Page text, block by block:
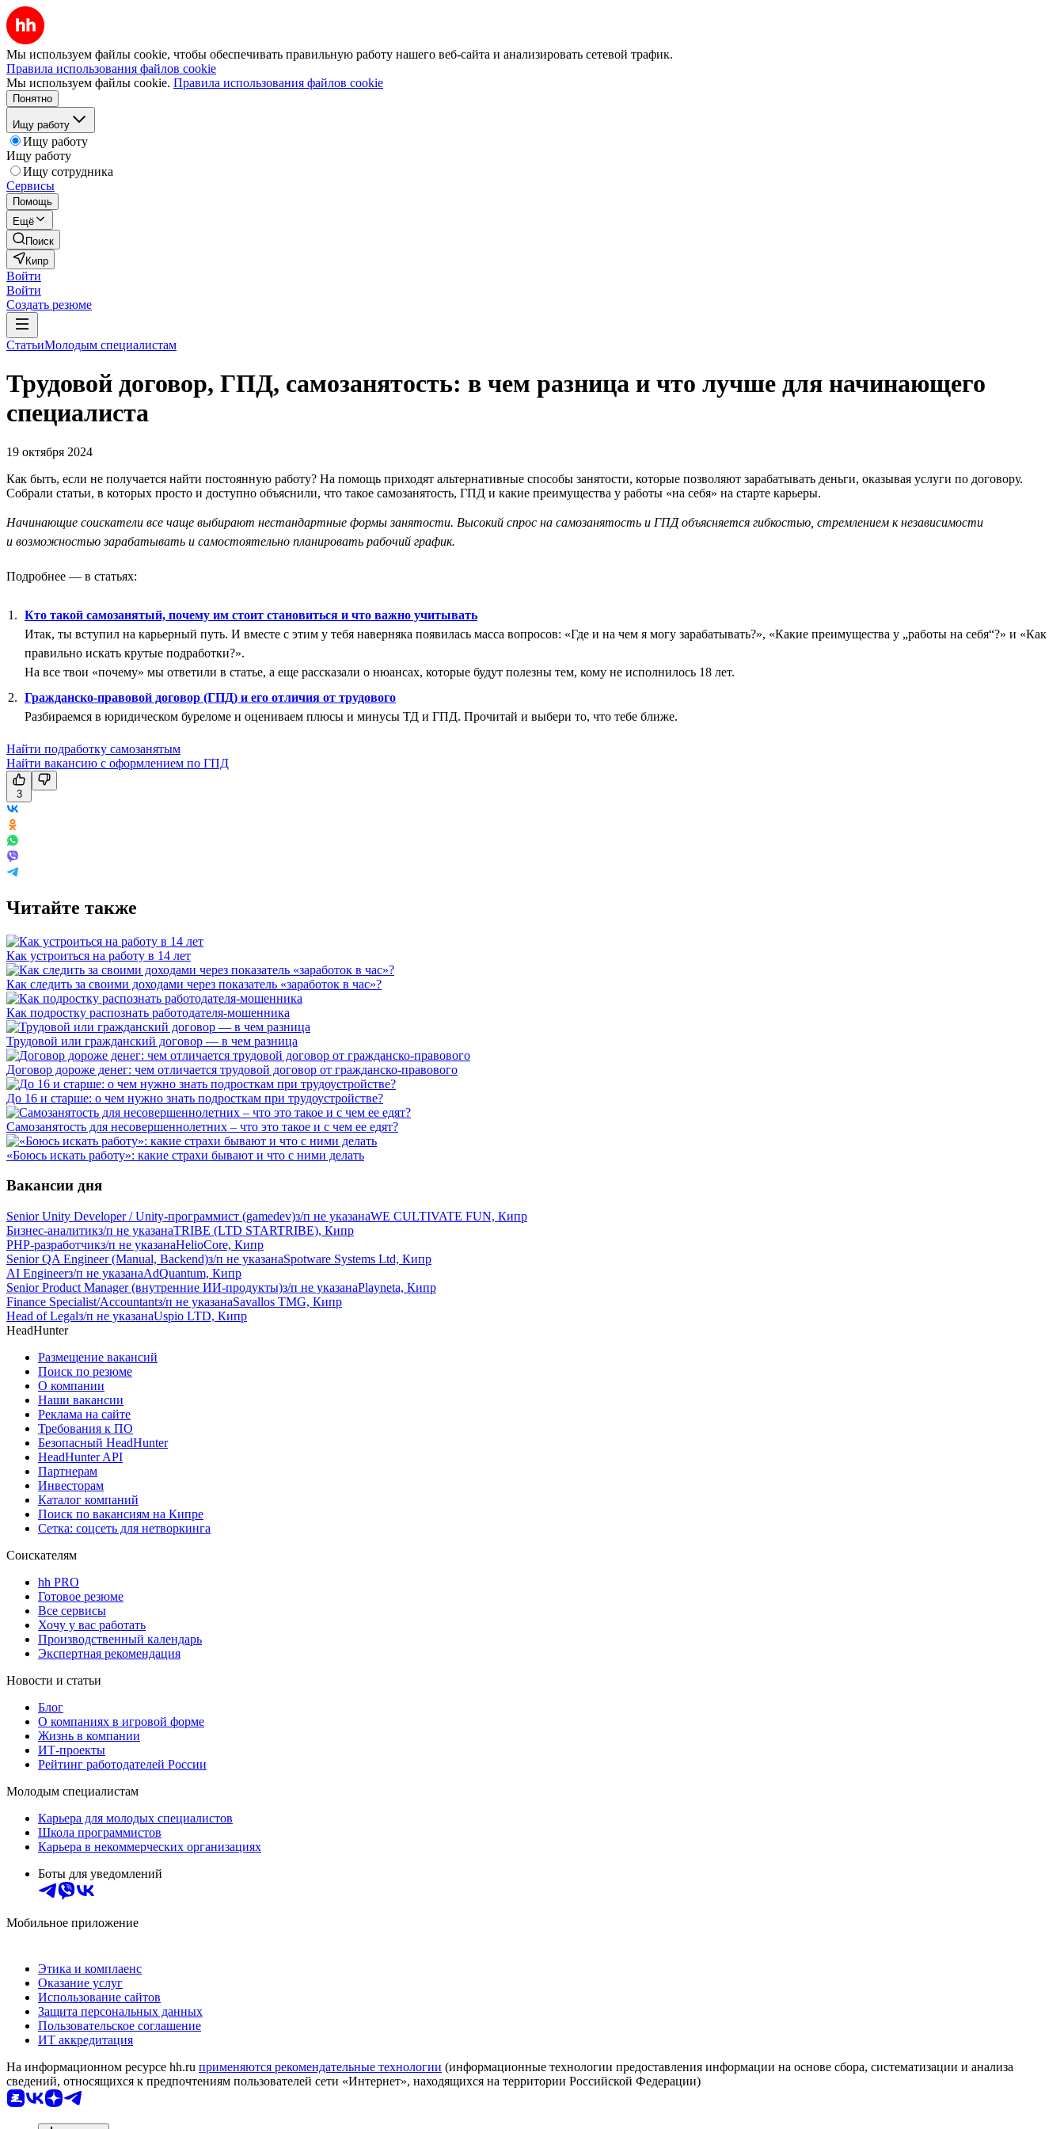
Мы используем файлы cookie, чтобы обеспечивать правильную работу нашего веб-сайта и анализировать сетевой трафик.
Правила использования файлов cookie
Мы используем файлы cookie. Правила использования файлов cookie
Понятно
Ищу работу
Ищу работу
Ищу работу
Ищу сотрудника
Сервисы
Помощь
Ещё
Поиск
Кипр
Войти
Войти
Создать резюме
СтатьиМолодым специалистам
Трудовой договор, ГПД, самозанятость: в чем разница и что лучше для начинающего
специалиста
19 октября 2024
Как быть, если не получается найти постоянную работу? На помощь приходят альтернативные способы занятости, которые позволяют зарабатывать деньги, оказывая услуги по договору.
Собрали статьи, в которых просто и доступно объяснили, что такое самозанятость, ГПД и какие преимущества у работы «на себя» на старте карьеры.
Начинающие соискатели все чаще выбирают нестандартные формы занятости. Высокий спрос на самозанятость и ГПД объясняется гибкостью, стремлением к независимости
и возможностью зарабатывать и самостоятельно планировать рабочий график.
Подробнее — в статьях:
Кто такой самозанятый, почему им стоит становиться и что важно учитывать
Итак, ты вступил на карьерный путь. И вместе с этим у тебя наверняка появилась масса вопросов: «Где и на чем я могу зарабатывать?», «Какие преимущества у „работы на себя“?» и «Как
правильно искать крутые подработки?».
На все твои «почему» мы ответили в статье, а еще рассказали о нюансах, которые будут полезны тем, кому не исполнилось 18 лет.
Гражданско-правовой договор (ГПД) и его отличия от трудового
Разбираемся в юридическом буреломе и оцениваем плюсы и минусы ТД и ГПД. Прочитай и выбери то, что тебе ближе.
Найти подработку самозанятым
Найти вакансию с оформлением по ГПД
3
Читайте также
Как устроиться на работу в 14 лет
Как следить за своими доходами через показатель «заработок в час»?
Как подростку распознать работодателя-мошенника
Трудовой или гражданский договор — в чем разница
Договор дороже денег: чем отличается трудовой договор от гражданско-правового
До 16 и старше: о чем нужно знать подросткам при трудоустройстве?
Самозанятость для несовершеннолетних – что это такое и с чем ее едят?
«Боюсь искать работу»: какие страхи бывают и что с ними делать
Вакансии дня
Senior Unity Developer / Unity-программист (gamedev)з/п не указанаWE CULTIVATE FUN, Кипр
Бизнес-аналитикз/п не указанаTRIBE (LTD STARTRIBE), Кипр
PHP-разработчикз/п не указанаHelioCore, Кипр
Senior QA Engineer (Manual, Backend)з/п не указанаSpotware Systems Ltd, Кипр
AI Engineerз/п не указанаAdQuantum, Кипр
Senior Product Manager (внутренние ИИ-продукты)з/п не указанаPlayneta, Кипр
Finance Specialist/Accountantз/п не указанаSavallos TMG, Кипр
Head of Legalз/п не указанаUspio LTD, Кипр
HeadHunter
Размещение вакансий
Поиск по резюме
О компании
Наши вакансии
Реклама на сайте
Требования к ПО
Безопасный HeadHunter
HeadHunter API
Партнерам
Инвесторам
Каталог компаний
Поиск по вакансиям на Кипре
Сетка: соцсеть для нетворкинга
Соискателям
hh PRO
Готовое резюме
Все сервисы
Хочу у вас работать
Производственный календарь
Экспертная рекомендация
Новости и статьи
Блог
О компаниях в игровой форме
Жизнь в компании
ИТ-проекты
Рейтинг работодателей России
Молодым специалистам
Карьера для молодых специалистов
Школа программистов
Карьера в некоммерческих организациях
Боты для уведомлений
Мобильное приложение
Этика и комплаенс
Оказание услуг
Использование сайтов
Защита персональных данных
Пользовательское соглашение
ИТ аккредитация
На информационном ресурсе hh.ru применяются рекомендательные технологии (информационные технологии предоставления информации на основе сбора, систематизации и анализа
сведений, относящихся к предпочтениям пользователей сети «Интернет», находящихся на территории Российской Федерации)